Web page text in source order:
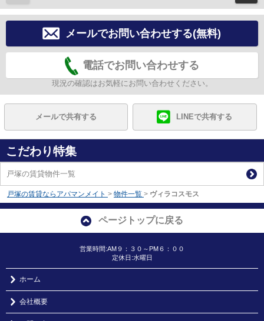
メールでお問い合わせする(無料)
電話でお問い合わせする
現況の確認はお気軽にお問い合わせください。
メールで共有する LINEで共有する
こだわり特集
戸塚の賃貸物件一覧
戸塚の賃貸ならアパマンメイト > 物件一覧 > ヴィラコスモス
ページトップに戻る
営業時間:AM９：３０～PM６：００
定休日:水曜日
ホーム
会社概要